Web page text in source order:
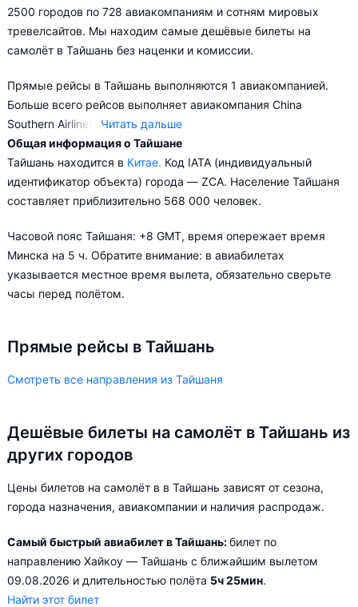
2500 городов по 728 авиакомпаниям и сотням мировых
тревелсайтов. Мы находим самые дешёвые билеты на
самолёт в Тайшань без наценки и комиссии.
Прямые рейсы в Тайшань выполняются 1 авиакомпанией.
Больше всего рейсов выполняет авиакомпания China
Southern Airlines. Читать дальше
Aviasales.by советует купить авиабилеты в Тайшань заранее,
чтобы вы могли выбирать условия перелёта, ориентируясь на
свои пожелания и финансовые возможности.
Общая информация о Тайшане
Тайшань находится в Китае. Код IATA (индивидуальный
идентификатор объекта) города — ZCA. Население Тайшаня
составляет приблизительно 568 000 человек.
Часовой пояс Тайшаня: +8 GMT, время опережает время
Минска на 5 ч. Обратите внимание: в авиабилетах
указывается местное время вылета, обязательно сверьте
часы перед полётом.
Прямые рейсы в Тайшань
Смотреть все направления из Тайшаня
Дешёвые билеты на самолёт в Тайшань из
других городов
Цены билетов на самолёт в в Тайшань зависят от сезона,
города назначения, авиакомпании и наличия распродаж.
Самый быстрый авиабилет в Тайшань:билет по
направлению Хайкоу — Тайшань с ближайшим вылетом
09.08.2026 и длительностью полёта 5ч 25мин.
Найти этот билет